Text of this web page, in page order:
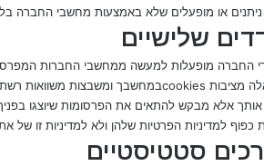
או מופעלים שלא באמצעות מחשבי החברה
שלישיים
החברה מופעלות למעשה ממחשבי החברות
אלא מבקש להתאים את הפרסומות שיוצגו
סטטיסטיים